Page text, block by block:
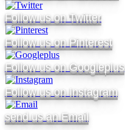
Follow us on Twitter
Follow us on Pinterest
Follow us on Googleplus
Follow us on Instagram
send us an Email